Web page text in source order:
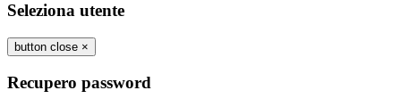
Seleziona utente
button close ×
Recupero password